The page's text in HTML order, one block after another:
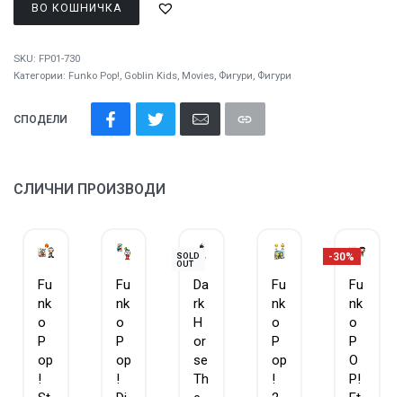
ВО КОШНИЧКА
SKU: FP01-730
Категории: Funko Pop!, Goblin Kids, Movies, Фигури, Фигури
СПОДЕЛИ
СЛИЧНИ ПРОИЗВОДИ
Fu
nk
o
P
op
!
Fu
nk
o
P
op
!
SOLD
OUT
Da
rk
H
or
se
Th
Fu
nk
o
P
op
!
-30%
Fu
nk
o
P
O
P!